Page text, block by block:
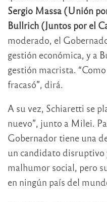
Sergio Massa (Unión
Bullrich (Juntos por el
moderado, el
gestión económica, y a
gestión macrista.
fracasó”, dirá.
A su vez, Schiaretti se
nuevo”, junto a Milei.
Gobernador tiene una
un candidato disruptivo
malhumor social, pero
en ningún país del